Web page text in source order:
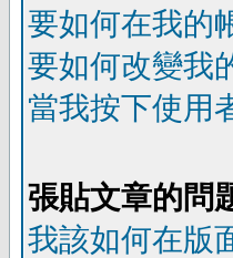
要如何在我的
要如何改變我
當我按下使用
張貼文章的問
我該如何在版